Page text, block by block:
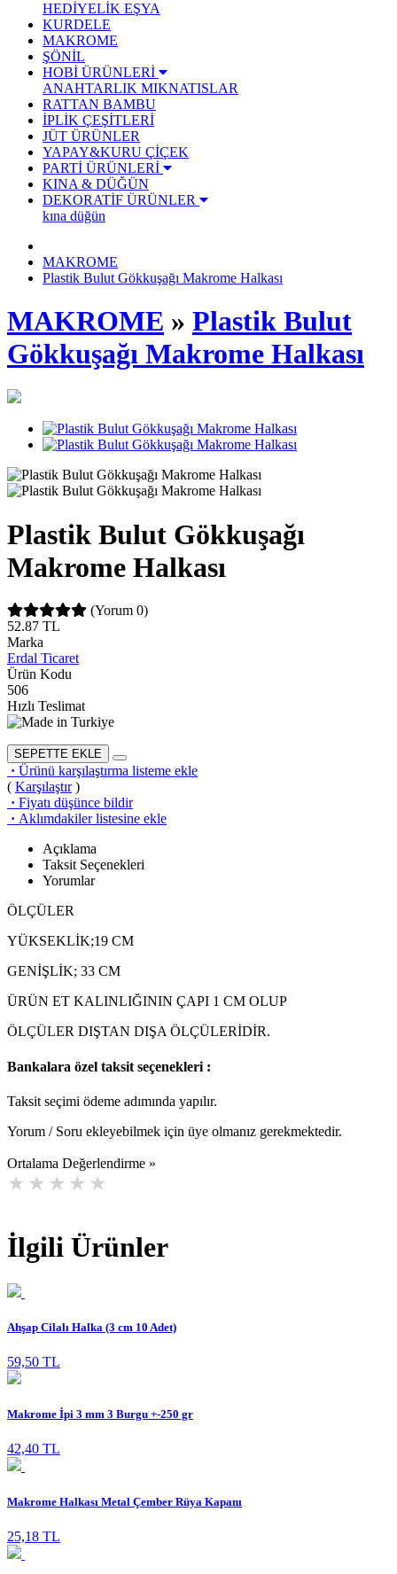
HEDİYELİK EŞYA
KURDELE
MAKROME
ŞÖNİL
HOBİ ÜRÜNLERİ
ANAHTARLIK MIKNATISLAR
RATTAN BAMBU
İPLİK ÇEŞİTLERİ
JÜT ÜRÜNLER
YAPAY&KURU ÇİÇEK
PARTİ ÜRÜNLERİ
KINA & DÜĞÜN
DEKORATİF ÜRÜNLER
kına düğün
MAKROME
Plastik Bulut Gökkuşağı Makrome Halkası
MAKROME » Plastik Bulut
Gökkuşağı Makrome Halkası
Plastik Bulut Gökkuşağı
Makrome Halkası
(Yorum 0)
52.87 TL
Marka
Erdal Ticaret
Ürün Kodu
506
Hızlı Teslimat
SEPETTE EKLE
· Ürünü karşılaştırma listeme ekle
( Karşılaştır)
· Fiyatı düşünce bildir
· Aklımdakiler listesine ekle
Açıklama
Taksit Seçenekleri
Yorumlar
ÖLÇÜLER
YÜKSEKLİK;19 CM
GENİŞLİK; 33 CM
ÜRÜN ET KALINLIĞININ ÇAPI 1 CM OLUP
ÖLÇÜLER DIŞTAN DIŞA ÖLÇÜLERİDİR.
Bankalara özel taksit seçenekleri :
Taksit seçimi ödeme adımında yapılır.
Yorum / Soru ekleyebilmek için üye olmanız gerekmektedir.
Ortalama Değerlendirme »
İlgili Ürünler
Ahşap Cilalı Halka (3 cm 10 Adet)
59,50 TL
Makrome İpi 3 mm 3 Burgu +-250 gr
42,40 TL
Makrome Halkası Metal Çember Rüya Kapanı
25,18 TL